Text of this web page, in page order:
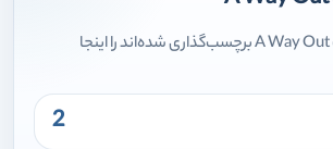
محصولاتی که با تگ A Way Out برچسب‌گذاری شده‌اند را اینجا
2